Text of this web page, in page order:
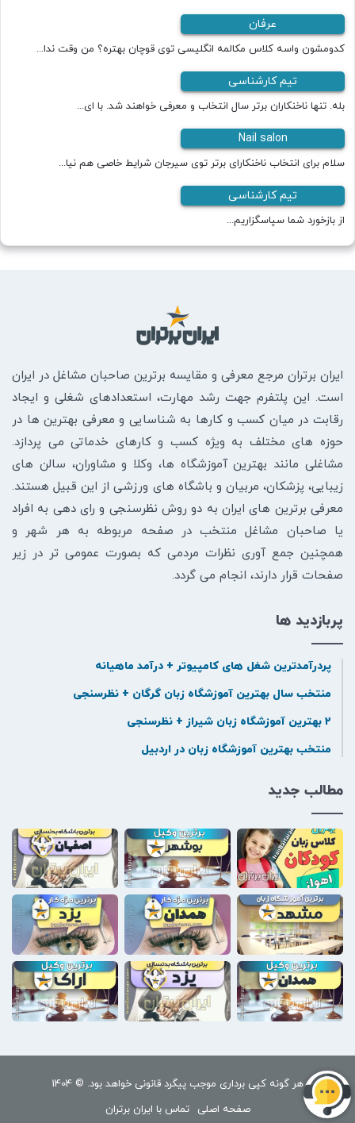
عرفان
کدومشون واسه کلاس مکالمه انگلیسی توی قوچان بهتره؟ من وقت ندا...
تیم کارشناسی
بله. تنها ناخنکاران برتر سال انتخاب و معرفی خواهند شد. با ای...
Nail salon
سلام برای انتخاب ناخنکارای برتر توی سیرجان شرایط خاصی هم نیا...
تیم کارشناسی
از بازخورد شما سپاسگزاریم...
ایران برتران مرجع معرفی و مقایسه برترین صاحبان مشاغل در ایران
است. این پلتفرم جهت رشد مهارت، استعدادهای شغلی و ایجاد
رقابت در میان کسب و کارها به شناسایی و معرفی بهترین ها در
حوزه های مختلف به ویژه کسب و کارهای خدماتی می پردازد.
مشاغلی مانند بهترین آموزشگاه ها، وکلا و مشاوران، سالن های
زیبایی، پزشکان، مربیان و باشگاه های ورزشی از این قبیل هستند.
معرفی برترین های ایران به دو روش نظرسنجی و رای دهی به افراد
یا صاحبان مشاغل منتخب در صفحه مربوطه به هر شهر و
همچنین جمع آوری نظرات مردمی که بصورت عمومی تر در زیر
صفحات قرار دارند، انجام می گردد.
پربازدید ها
پردرآمدترین شغل های کامپیوتر + درآمد ماهیانه
منتخب سال بهترین آموزشگاه زبان گرگان + نظرسنجی
۲ بهترین آموزشگاه زبان شیراز + نظرسنجی
منتخب بهترین آموزشگاه زبان در اردبیل
مطالب جدید
هر گونه کپی برداری موجب پیگرد قانونی خواهد بود. © 1404
صفحه اصلی
تماس با ایران برتران